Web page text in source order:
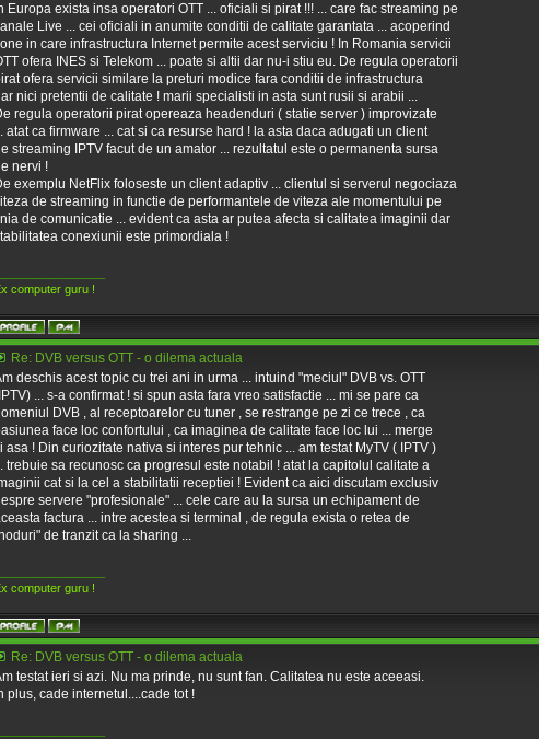
Europa exista insa operatori OTT ... oficiali si pirat !!! ... care fac streaming pe
Live ... cei oficiali in anumite conditii de calitate garantata ... acoperind
in care infrastructura Internet permite acest serviciu ! In Romania servicii
ofera INES si Telekom ... poate si altii dar nu-i stiu eu. De regula operatorii
ofera servicii similare la preturi modice fara conditii de infrastructura
nici pretentii de calitate ! marii specialisti in asta sunt rusii si arabii ...
regula operatorii pirat opereaza headenduri ( statie server ) improvizate
atat ca firmware ... cat si ca resurse hard ! la asta daca adugati un client
streaming IPTV facut de un amator ... rezultatul este o permanenta sursa
nervi !
exemplu NetFlix foloseste un client adaptiv ... clientul si serverul negociaza
de streaming in functie de performantele de viteza ale momentului pe
de comunicatie ... evident ca asta ar putea afecta si calitatea imaginii dar
conexiunii este primordiala !
computer guru !
Re: DVB versus OTT - o dilema actuala
deschis acest topic cu trei ani in urma ... intuind "meciul" DVB vs. OTT
... s-a confirmat ! si spun asta fara vreo satisfactie ... mi se pare ca
DVB , al receptoarelor cu tuner , se restrange pe zi ce trece , ca
face loc confortului , ca imaginea de calitate face loc lui ... merge
asa ! Din curiozitate nativa si interes pur tehnic ... am testat MyTV ( IPTV )
trebuie sa recunosc ca progresul este notabil ! atat la capitolul calitate a
cat si la cel a stabilitatii receptiei ! Evident ca aici discutam exclusiv
servere "profesionale" ... cele care au la sursa un echipament de
factura ... intre acestea si terminal , de regula exista o retea de
de tranzit ca la sharing ...
computer guru !
Re: DVB versus OTT - o dilema actuala
testat ieri si azi. Nu ma prinde, nu sunt fan. Calitatea nu este aceeasi.
plus, cade internetul....cade tot !